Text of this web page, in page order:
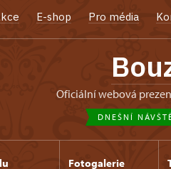
E-shop Pro média
oficiální webová
DNEŠNÍ
Fotogalerie